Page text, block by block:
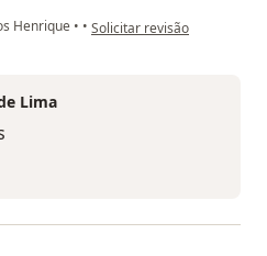
Henrique • • na opinião do utilizador
Solicitar revisão
Lima